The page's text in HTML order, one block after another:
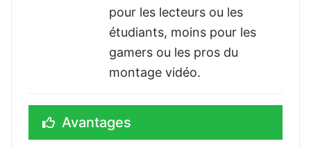
pour les lecteurs ou les
étudiants, moins pour les
gamers ou les pros du
montage vidéo.
Avantages